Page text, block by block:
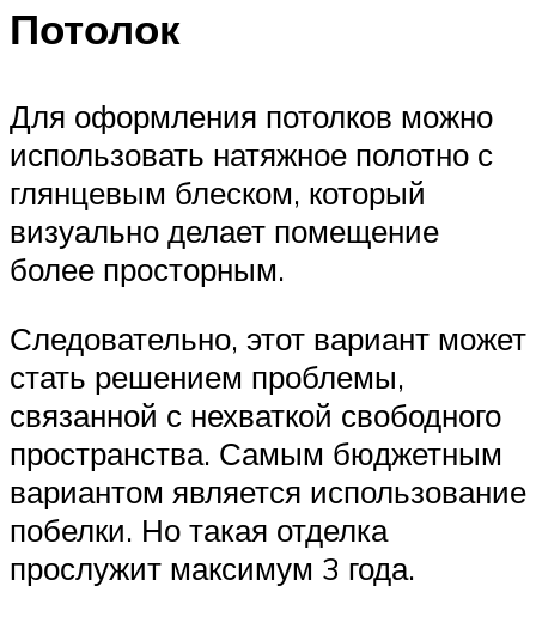
Потолок
Для оформления потолков можно
использовать натяжное полотно с
глянцевым блеском, который
визуально делает помещение
более просторным.
Следовательно, этот вариант может
стать решением проблемы,
связанной с нехваткой свободного
пространства. Самым бюджетным
вариантом является использование
побелки. Но такая отделка
прослужит максимум 3 года.